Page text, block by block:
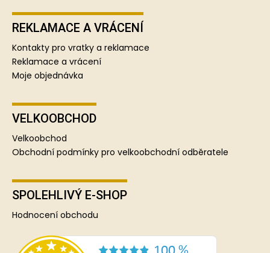
REKLAMACE A VRÁCENÍ
Kontakty pro vratky a reklamace
Reklamace a vrácení
Moje objednávka
VELKOOBCHOD
Velkoobchod
Obchodní podmínky pro velkoobchodní odběratele
SPOLEHLIVÝ E-SHOP
Hodnocení obchodu